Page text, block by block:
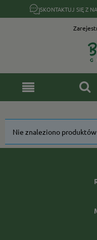
SKONTAKTUJ SIĘ Z
Nie znaleziono